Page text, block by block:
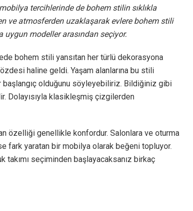
tercihlerinde de bohem stilin sıklıkla
ve atmosferden uzaklaşarak evlere bohem stili
uygun modeller arasından seçiyor.
bohem stili yansıtan her türlü dekorasyona
haline geldi. Yaşam alanlarına bu stili
başlangıç olduğunu söyleyebiliriz. Bildiğiniz gibi
Dolayısıyla klasikleşmiş çizgilerden
özelliği genellikle konfordur. Salonlara ve oturma
fark yaratan bir mobilya olarak beğeni topluyor.
seçiminden başlayacaksanız birkaç